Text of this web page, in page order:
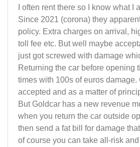
I often rent there so I know what I
Since 2021 (corona) they
policy. Extra charges on arrival,
toll fee etc. But well maybe
just got screwed with damage
Returning the car before opening
times with 100s of euros damage.
accepted and as a matter of
But Goldcar has a new revenue
when you return the car outside
then send a fat bill for damage
of course you can take all-risk